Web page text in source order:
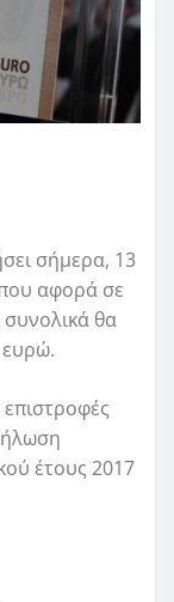
σήμερα, 13
αφορά σε
θα
ευρώ.
έτους 2017